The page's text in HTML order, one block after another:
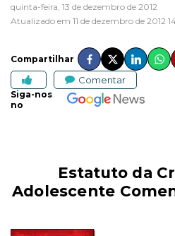
quinta-feira, 13 de dezembro de 2012
Atualizado em 11 de dezembro de 2012
Compartilhar
Comentar
Siga-nos
no
Estatuto da
Adolescente